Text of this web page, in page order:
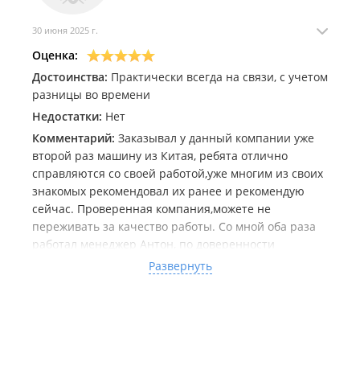
30 июня 2025 г.
Оценка:
Достоинства: Практически всегда на связи, с учетом
разницы во времени
Недостатки: Нет
Комментарий: Заказывал у данный компании уже
второй раз машину из Китая, ребята отлично
справляются со своей работой,уже многим из своих
знакомых рекомендовал их ранее и рекомендую
сейчас. Проверенная компания,можете не
переживать за качество работы. Со мной оба раза
работал менеджер Антон, по доверенности
поставили мне машину на учет во Владивостоке и
машину я получил у себя уже на номерах. Заехал на
Развернуть